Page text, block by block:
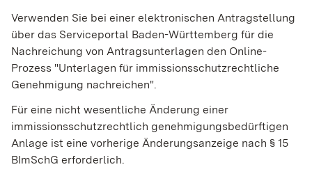
Verwenden Sie bei einer elektronischen Antragstellung
über das Serviceportal Baden-Württemberg für die
Nachreichung von Antragsunterlagen den Online-
Prozess "Unterlagen für immissionsschutzrechtliche
Genehmigung nachreichen".
Für eine nicht wesentliche Änderung einer
immissionsschutzrechtlich genehmigungsbedürftigen
Anlage ist eine vorherige Änderungsanzeige nach § 15
BImSchG erforderlich.